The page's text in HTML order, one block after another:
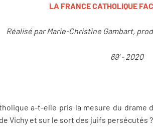
LA FRANCE CATHOLIQUE
Réalisé par Marie-Christine Gambart,
69' - 2020
a-t-elle pris la mesure du drame
Vichy et sur le sort des juifs persécutés ?